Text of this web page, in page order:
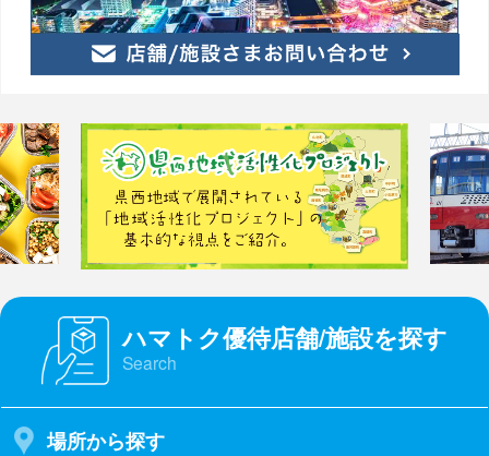
ハマトク優待店舗/施設を探す
Search
場所から探す